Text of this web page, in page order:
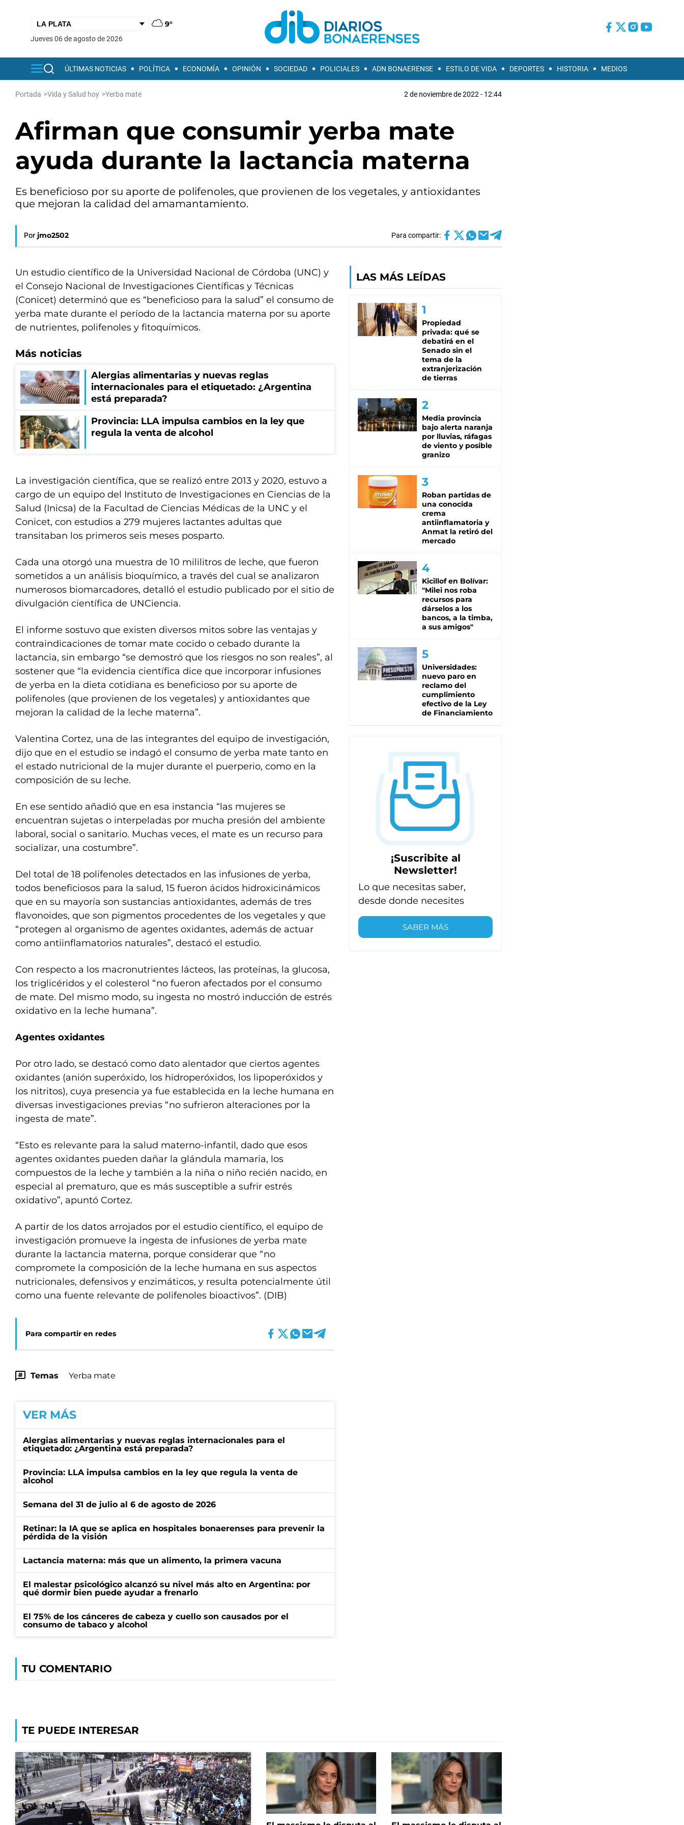
9°
jueves 06 de agosto de 2026
ÚLTIMAS NOTICIAS POLÍTICA ECONOMÍA OPINIÓN SOCIEDAD POLICIALES ADN BONAERENSE ESTILO DE VIDA DEPORTES HISTORIA MEDIOS
Portada >Vida y Salud hoy >Yerba mate 2 de noviembre de 2022 - 12:44
Afirman que consumir yerba mate
ayuda durante la lactancia materna
Es beneficioso por su aporte de polifenoles, que provienen de los vegetales, y antioxidantes
que mejoran la calidad del amamantamiento.
Por jmo2502 Para compartir:
Un estudio científico de la Universidad Nacional de Córdoba (UNC) y
el Consejo Nacional de Investigaciones Científicas y Técnicas
(Conicet) determinó que es “beneficioso para la salud” el consumo de
yerba mate durante el período de la lactancia materna por su aporte
de nutrientes, polifenoles y fitoquímicos.
Más noticias
Alergias alimentarias y nuevas reglas
internacionales para el etiquetado: ¿Argentina
está preparada?
Provincia: LLA impulsa cambios en la ley que
regula la venta de alcohol
La investigación científica, que se realizó entre 2013 y 2020, estuvo a
cargo de un equipo del Instituto de Investigaciones en Ciencias de la
Salud (Inicsa) de la Facultad de Ciencias Médicas de la UNC y el
Conicet, con estudios a 279 mujeres lactantes adultas que
transitaban los primeros seis meses posparto.
Cada una otorgó una muestra de 10 mililitros de leche, que fueron
sometidos a un análisis bioquímico, a través del cual se analizaron
numerosos biomarcadores, detalló el estudio publicado por el sitio de
divulgación científica de UNCiencia.
El informe sostuvo que existen diversos mitos sobre las ventajas y
contraindicaciones de tomar mate cocido o cebado durante la
lactancia, sin embargo “se demostró que los riesgos no son reales”, al
sostener que “la evidencia científica dice que incorporar infusiones
de yerba en la dieta cotidiana es beneficioso por su aporte de
polifenoles (que provienen de los vegetales) y antioxidantes que
mejoran la calidad de la leche materna”.
Valentina Cortez, una de las integrantes del equipo de investigación,
dijo que en el estudio se indagó el consumo de yerba mate tanto en
el estado nutricional de la mujer durante el puerperio, como en la
composición de su leche.
En ese sentido añadió que en esa instancia “las mujeres se
encuentran sujetas o interpeladas por mucha presión del ambiente
laboral, social o sanitario. Muchas veces, el mate es un recurso para
socializar, una costumbre”.
Del total de 18 polifenoles detectados en las infusiones de yerba,
todos beneficiosos para la salud, 15 fueron ácidos hidroxicinámicos
que en su mayoría son sustancias antioxidantes, además de tres
flavonoides, que son pigmentos procedentes de los vegetales y que
“protegen al organismo de agentes oxidantes, además de actuar
como antiinflamatorios naturales”, destacó el estudio.
Con respecto a los macronutrientes lácteos, las proteínas, la glucosa,
los triglicéridos y el colesterol “no fueron afectados por el consumo
de mate. Del mismo modo, su ingesta no mostró inducción de estrés
oxidativo en la leche humana”.
Agentes oxidantes
Por otro lado, se destacó como dato alentador que ciertos agentes
oxidantes (anión superóxido, los hidroperóxidos, los lipoperóxidos y
los nitritos), cuya presencia ya fue establecida en la leche humana en
diversas investigaciones previas “no sufrieron alteraciones por la
ingesta de mate”.
“Esto es relevante para la salud materno-infantil, dado que esos
agentes oxidantes pueden dañar la glándula mamaria, los
compuestos de la leche y también a la niña o niño recién nacido, en
especial al prematuro, que es más susceptible a sufrir estrés
oxidativo”, apuntó Cortez.
A partir de los datos arrojados por el estudio científico, el equipo de
investigación promueve la ingesta de infusiones de yerba mate
durante la lactancia materna, porque considerar que “no
compromete la composición de la leche humana en sus aspectos
nutricionales, defensivos y enzimáticos, y resulta potencialmente útil
como una fuente relevante de polifenoles bioactivos”. (DIB)
Para compartir en redes
Temas Yerba mate
VER MÁS
Alergias alimentarias y nuevas reglas internacionales para el
etiquetado: ¿Argentina está preparada?
Provincia: LLA impulsa cambios en la ley que regula la venta de
alcohol
Semana del 31 de julio al 6 de agosto de 2026
Retinar: la IA que se aplica en hospitales bonaerenses para prevenir la
pérdida de la visión
Lactancia materna: más que un alimento, la primera vacuna
El malestar psicológico alcanzó su nivel más alto en Argentina: por
qué dormir bien puede ayudar a frenarlo
El 75% de los cánceres de cabeza y cuello son causados por el
consumo de tabaco y alcohol
TU COMENTARIO
LAS MÁS LEÍDAS
Propiedad
privada: qué se
debatirá en el
Senado sin el
tema de la
extranjerización
de tierras
Media provincia
bajo alerta naranja
por lluvias, ráfagas
de viento y posible
granizo
Roban partidas de
una conocida
crema
antiinflamatoria y
Anmat la retiró del
mercado
Kicillof en Bolívar:
"Milei nos roba
recursos para
dárselos a los
bancos, a la timba,
a sus amigos"
Universidades:
nuevo paro en
reclamo del
cumplimiento
efectivo de la Ley
de Financiamiento
¡Suscribite al
Newsletter!
Lo que necesitas saber,
desde donde necesites
SABER MÁS
TE PUEDE INTERESAR